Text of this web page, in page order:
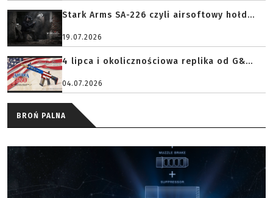
Stark Arms SA-226 czyli airsoftowy hołd...
19.07.2026
4 lipca i okolicznościowa replika od G&...
04.07.2026
BROŃ PALNA